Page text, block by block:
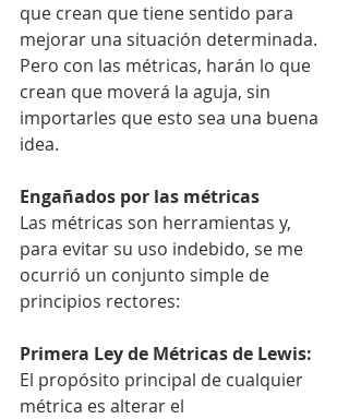
que crean que tiene sentido para
mejorar una situación determinada.
Pero con las métricas, harán lo que
crean que moverá la aguja, sin
importarles que esto sea una buena
idea.
Engañados por las métricas
Las métricas son herramientas y,
para evitar su uso indebido, se me
ocurrió un conjunto simple de
principios rectores:
Primera Ley de Métricas de Lewis:
El propósito principal de cualquier
métrica es alterar el